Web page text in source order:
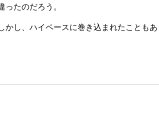
たのだろう。
し、ハイペースに巻き込まれたことも